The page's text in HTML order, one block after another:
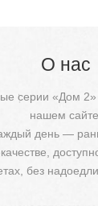
О нас
серии «Дом
нашем
день —
без